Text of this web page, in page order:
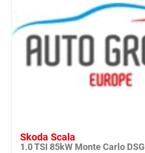
Skoda Scala
1.0 TSI 85kW Monte Carlo DSG